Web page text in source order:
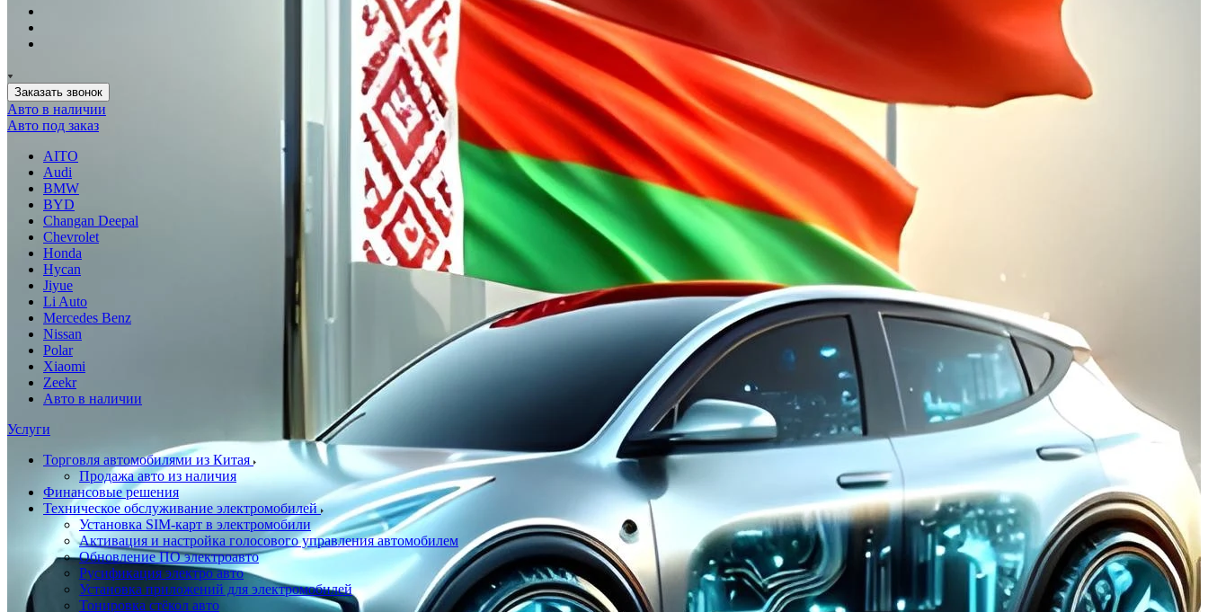
Заказать звонок
Авто в наличии
Авто под заказ
AITO
Audi
BMW
BYD
Changan Deepal
Chevrolet
Honda
Hycan
Jiyue
Li Auto
Mercedes Benz
Nissan
Polar
Xiaomi
Zeekr
Авто в наличии
Услуги
Торговля автомобилями из Китая
Продажа авто из наличия
Финансовые решения
Техническое обслуживание электромобилей
Установка SIM-карт в электромобили
Активация и настройка голосового управления автомобилем
Обновление ПО электроавто
Русификация электро авто
Установка приложений для электромобилей
Тонировка стёкол авто